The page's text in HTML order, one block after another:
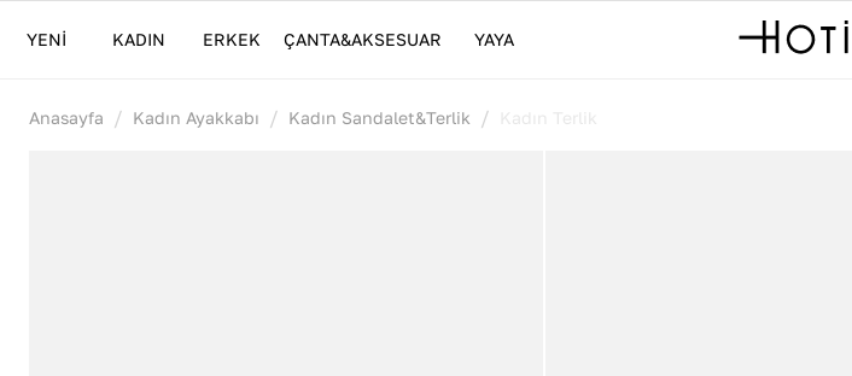
YENİ KADIN ERKEK ÇANTA&AKSESUAR YAYA
Anasayfa / Kadın Ayakkabı / Kadın Sandalet&Terlik / Kadın Terlik